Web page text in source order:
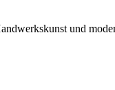
und